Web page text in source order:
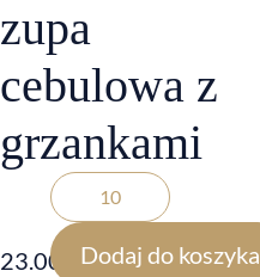
zupa
cebulowa z
grzankami
23.00 złDodaj do koszyka